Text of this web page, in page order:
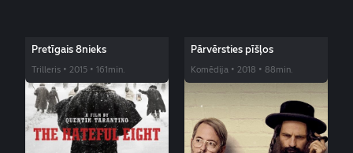
Pretīgais 8nieks
Trilleris • 2015 • 161min.
Pārvērsties pīšļos
Komēdija • 2018 • 88min.